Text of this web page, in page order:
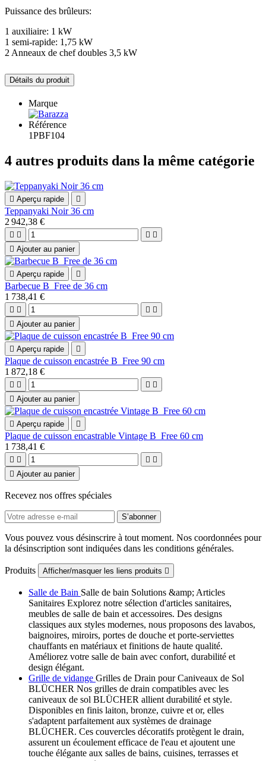
Puissance des brûleurs:
1 auxiliaire: 1 kW
1 semi-rapide: 1,75 kW
2 Anneaux de chef doubles 3,5 kW
Détails du produit
Marque
Référence
1PBF104
4 autres produits dans la même catégorie
 Aperçu rapide 
Teppanyaki Noir 36 cm
2 942,38 €
   
 Ajouter au panier
 Aperçu rapide 
Barbecue B_Free de 36 cm
1 738,41 €
   
 Ajouter au panier
 Aperçu rapide 
Plaque de cuisson encastrée B_Free 90 cm
1 872,18 €
   
 Ajouter au panier
 Aperçu rapide 
Plaque de cuisson encastrable Vintage B_Free 60 cm
1 738,41 €
   
 Ajouter au panier
Recevez nos offres spéciales
Vous pouvez vous désinscrire à tout moment. Nos coordonnées pour
la désinscription sont indiquées dans les conditions générales.
Produits Afficher/masquer les liens produits 
Salle de Bain Salle de bain Solutions &amp; Articles
Sanitaires Explorez notre sélection d'articles sanitaires,
meubles de salle de bain et accessoires. Des designs
classiques aux styles modernes, nous proposons des lavabos,
baignoires, miroirs, portes de douche et porte-serviettes
chauffants en matériaux et finitions de haute qualité.
Améliorez votre salle de bain avec confort, durabilité et
design élégant.
Grille de vidange Grilles de Drain pour Caniveaux de Sol
BLÜCHER Nos grilles de drain compatibles avec les
caniveaux de sol BLÜCHER allient durabilité et style.
Disponibles en finis laiton, bronze, cuivre et or, elles
s'adaptent parfaitement aux systèmes de drainage
BLÜCHER. Ces couvercles décoratifs protègent le drain,
assurent un écoulement efficace de l'eau et ajoutent une
touche élégante aux salles de bains, cuisines, terrasses et